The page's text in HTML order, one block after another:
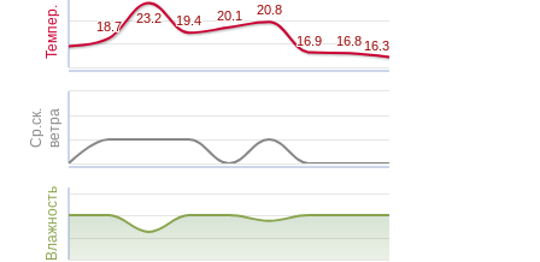
Темпер.
Ср.ск.ветра
Влажность
18.7
18.7
23.2
23.2 19.4
19.4 20.1
20.1 20.8
20.8
16.9
16.9 16.8
16.816.3
16.3